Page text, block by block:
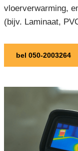
vloerverwarming,
(bijv. Laminaat,
bel 050-2003264